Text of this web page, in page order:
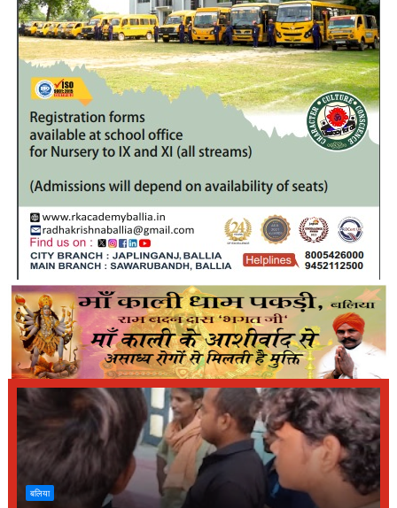
बलिया